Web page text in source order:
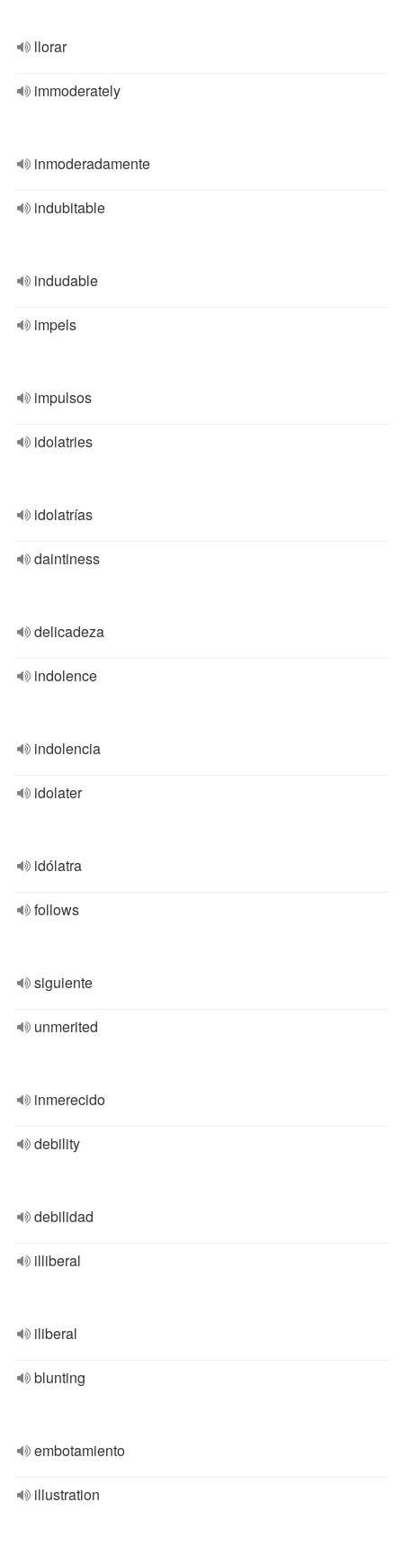
llorar
immoderately
inmoderadamente
indubitable
indudable
impels
impulsos
idolatries
idolatrías
daintiness
delicadeza
indolence
indolencia
idolater
idólatra
follows
siguiente
unmerited
inmerecido
debility
debilidad
illiberal
iliberal
blunting
embotamiento
illustration